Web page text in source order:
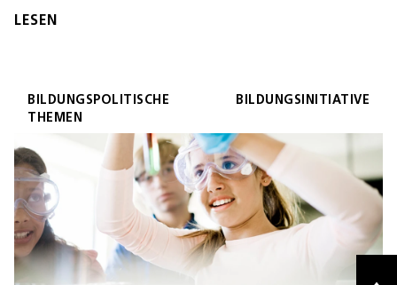
LESEN
BILDUNGSPOLITISCHE
THEMEN
BILDUNGSINITIATIVE